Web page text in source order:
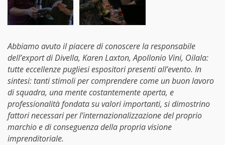
Abbiamo avuto il piacere di conoscere la responsabile
dell’export di Divella, Karen Laxton, Apollonio Vini, Oilala:
tutte eccellenze pugliesi espositori presenti all’evento. In
sintesi: tanti stimoli per comprendere come un buon lavoro
di squadra, una mente costantemente aperta, e
professionalità fondata su valori importanti, si dimostrino
fattori necessari per l’internazionalizzazione del proprio
marchio e di conseguenza della propria visione
imprenditoriale.